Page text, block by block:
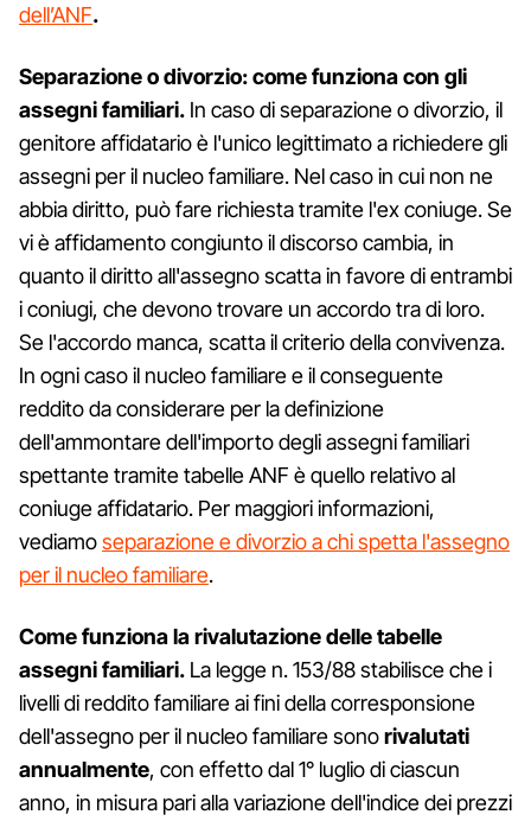
dell’ANF.
Separazione o divorzio: come funziona con gli
assegni familiari. In caso di separazione o divorzio, il
genitore affidatario è l'unico legittimato a richiedere gli
assegni per il nucleo familiare. Nel caso in cui non ne
abbia diritto, può fare richiesta tramite l'ex coniuge. Se
vi è affidamento congiunto il discorso cambia, in
quanto il diritto all'assegno scatta in favore di entrambi
i coniugi, che devono trovare un accordo tra di loro.
Se l'accordo manca, scatta il criterio della convivenza.
In ogni caso il nucleo familiare e il conseguente
reddito da considerare per la definizione
dell'ammontare dell'importo degli assegni familiari
spettante tramite tabelle ANF è quello relativo al
coniuge affidatario. Per maggiori informazioni,
vediamoseparazione e divorzio a chi spetta l'assegno
per il nucleo familiare.
Come funziona la rivalutazione delle tabelle
assegni familiari. La legge n. 153/88 stabilisce che i
livelli di reddito familiare ai fini della corresponsione
dell'assegno per il nucleo familiare sonorivalutati
annualmente, con effetto dal 1° luglio di ciascun
anno, in misura pari alla variazione dell'indice dei prezzi